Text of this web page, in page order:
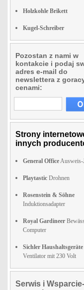
Holzkohle Brikett
Kugel-Schreiber
Pozostan z nami w
kontakcie i podaj
adres e-mail do
newslettera z
cenami:
Strony
innych
General OfficeAusweis-
Playtastic Drohnen
Rosenstein & Söhne
Induktionsadapter
Royal Gardineer
Computer
Sichler Haushaltsgeräte
Ventilator mit 230 Volt
Serwis i Wsparcie-